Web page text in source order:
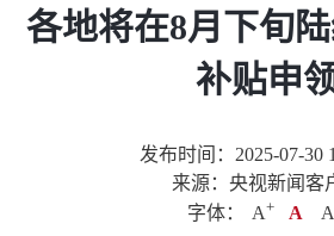
各地将在8月下旬
补贴申
发布时间：2025-07-30
来源：央视新闻客
字体：
A+ A A